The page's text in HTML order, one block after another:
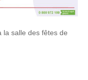
la salle des fêtes de